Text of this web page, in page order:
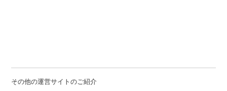
その他の運営サイトのご紹介